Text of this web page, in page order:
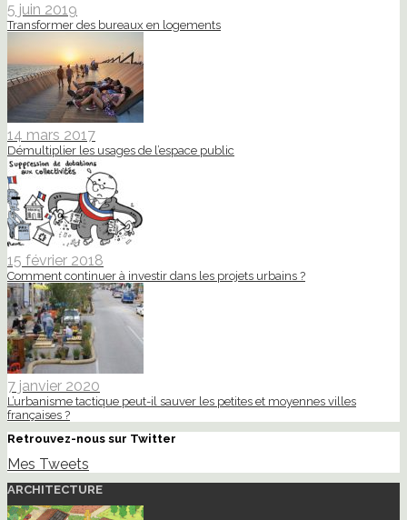
5 juin 2019
Transformer des bureaux en logements
14 mars 2017
Démultiplier les usages de l’espace public
15 février 2018
Comment continuer à investir dans les projets urbains ?
7 janvier 2020
L’urbanisme tactique peut-il sauver les petites et moyennes villes
françaises ?
Retrouvez-nous sur Twitter
Mes Tweets
ARCHITECTURE